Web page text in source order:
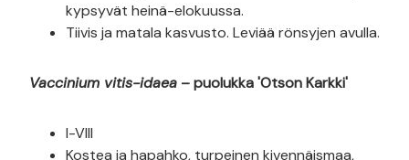
kypsyvät heinä-elokuussa.
Tiivis ja matala kasvusto. Leviää rönsyjen avulla.
Vaccinium vitis-idaea – puolukka 'Otson Karkki'
I-VIII
Kostea ja hapahko, turpeinen kivennäismaa,